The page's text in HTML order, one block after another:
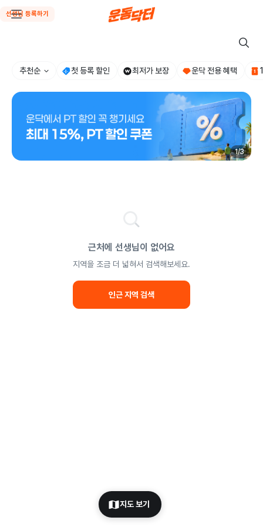
선생님 등록하기
추천순 첫 등록 할인 최저가 보장 운닥 전용 혜택
지도 보기
1/3
근처에 선생님이 없어요
지역을 조금 더 넓혀서 검색해보세요.
인근 지역 검색